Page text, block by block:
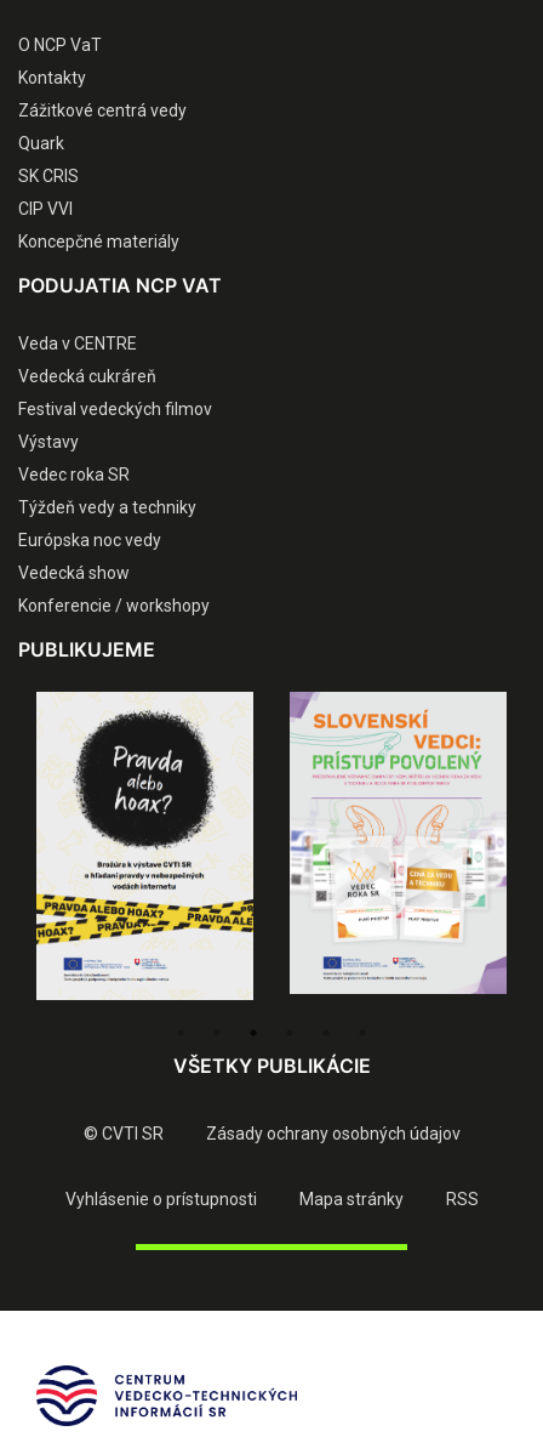
O NCP VaT
Kontakty
Zážitkové centrá vedy
Quark
SK CRIS
CIP VVI
Koncepčné materiály
PODUJATIA NCP VAT
Veda v CENTRE
Vedecká cukráreň
Festival vedeckých filmov
Výstavy
Vedec roka SR
Týždeň vedy a techniky
Európska noc vedy
Vedecká show
Konferencie / workshopy
PUBLIKUJEME
VŠETKY PUBLIKÁCIE
© CVTI SR Zásady ochrany osobných údajov
Vyhlásenie o prístupnosti Mapa stránky RSS